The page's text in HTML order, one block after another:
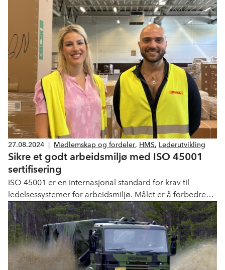
prosjekt ble markert. Det må investeres i terminaler og
krysningsspor - og rammebetingelsene for
godstogselskapene må være bærekraftige, sier
næringspolitisk direktør Ole A. Hagen.
27.08.2024 Medlemskap og fordeler, HMS, Lederutvikling
Sikre et godt arbeidsmiljø med ISO 45001
sertifisering
ISO 45001 er en internasjonal standard for krav til
ledelsessystemer for arbeidsmiljø. Målet er å forbedre
arbeidsmiljøet, redusere arbeidsrelaterte skader og
sykdommer samt skape trygge arbeidsforhold. Stadig
flere virksomheter sertifiserer seg, blant disse DHL
Global Forwarding.